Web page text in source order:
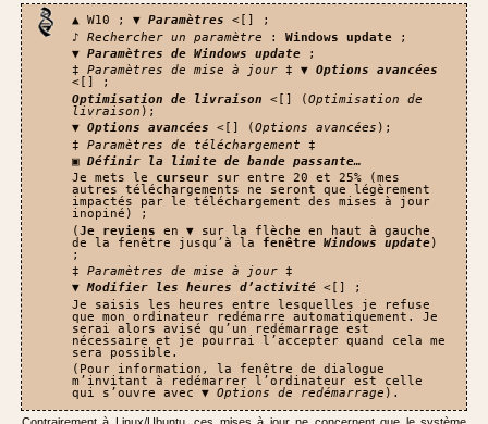
▲ W10 ; ▼Paramètres<[] ;
♪Rechercher un paramètre :Windows update ;
▼Paramètres de Windows update
;
‡Paramètres de mise à jour‡ ▼Options avancées
<[] ;
Optimisation de livraison
<[] (Optimisation de
livraison );
▼Options avancées <[] (Options avancées );
‡Paramètres de téléchargement ‡
▣Définir la limite de bande passante…
Je mets le curseur sur entre 20 et 25% (mes
autres téléchargements ne seront que légèrement
impactés par le téléchargement des mises à jour
inopiné) ;
(Je reviens en ▼ sur la flèche en haut à gauche
de la fenêtre jusqu’à la fenêtreWindows update)
;
‡Paramètres de mise à jour ‡
▼Modifier les heures d’activité <[] ;
Je saisis les heures entre lesquelles je refuse
que mon ordinateur redémarre automatiquement. Je
serai alors avisé qu’un redémarrage est
nécessaire et je pourrai l’accepter quand cela me
sera possible.
(Pour information, la fenêtre de dialogue
m’invitant à redémarrer l’ordinateur est celle
qui s’ouvre avec ▼Options de redémarrage ).